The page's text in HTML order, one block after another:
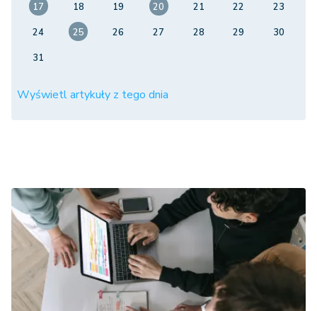
17
18 19 20 21 22
23
24
25 26 27 28 29
30
31
Wyświetl artykuły z tego dnia